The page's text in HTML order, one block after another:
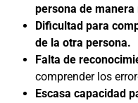
persona de
Dificultad para
de la otra persona.
Falta de
comprender los
Escasa capacidad